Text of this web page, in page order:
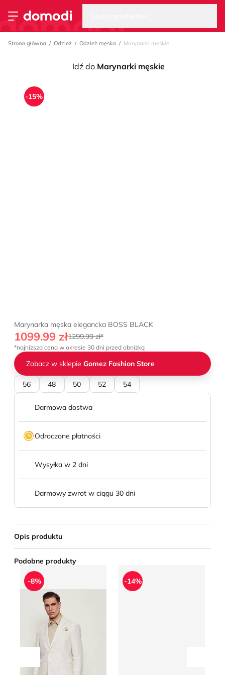
Przełącz menu
Strona główna
Strona główna Odzież Odzież męska Marynarki męskie
Idź do Marynarki męskie
-15%
Marynarka męska elegancka BOSS BLACK
1099.99 zł1299.99 zł*
*najniższa cena w okresie 30 dni przed obniżką
Zobacz w sklepie Gomez Fashion Store
56 48 50 52 54
Darmowa dostwa
Odroczone płatności
Wysyłka w 2 dni
Darmowy zwrot w ciągu 30 dni
Opis produktu
Podobne produkty
Przesuń w lewo
Sand Copenhagen - Marynarka męska elegancka
-8%
Marynarka męska na
-14%